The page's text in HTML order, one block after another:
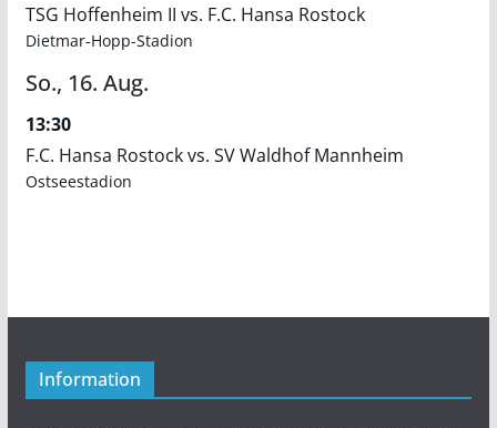
TSG Hoffenheim II vs. F.C. Hansa Rostock
Dietmar-Hopp-Stadion
So., 16. Aug.
13:30
F.C. Hansa Rostock vs. SV Waldhof Mannheim
Ostseestadion
Information